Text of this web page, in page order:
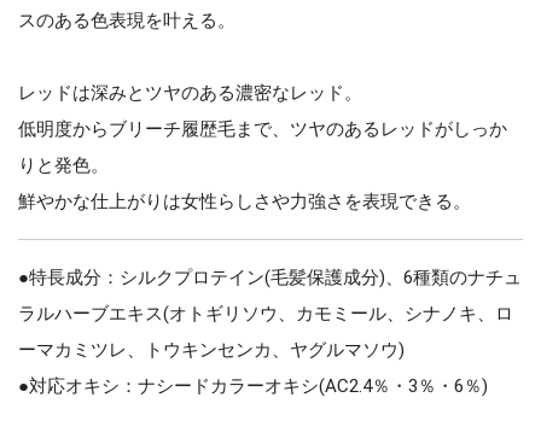
スのある色表現を叶える。
レッドは深みとツヤのある濃密なレッド。
低明度からブリーチ履歴毛まで、ツヤのあるレッドがしっか
りと発色。
鮮やかな仕上がりは女性らしさや力強さを表現できる。
●特長成分：シルクプロテイン(毛髪保護成分)、6種類のナチュ
ラルハーブエキス(オトギリソウ、カモミール、シナノキ、ロ
ーマカミツレ、トウキンセンカ、ヤグルマソウ)
●対応オキシ：ナシードカラーオキシ(AC2.4％・3％・6％)